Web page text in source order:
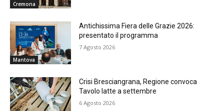
Cremona
Mantova
Antichissima Fiera delle Grazie 2026:
presentato il programma
7 Agosto 2026
Crisi Bresciangrana, Regione convoca
Tavolo latte a settembre
6 Agosto 2026